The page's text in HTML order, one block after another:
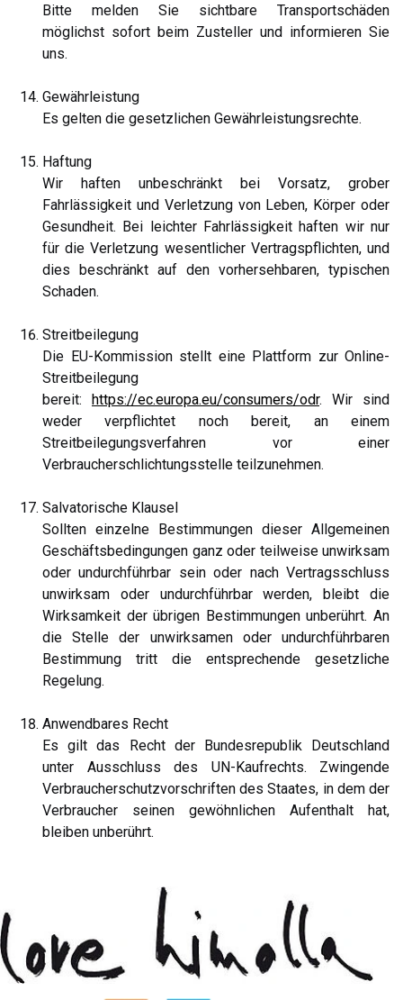
Bitte melden Sie sichtbare Transportschäden
möglichst sofort beim Zusteller und informieren Sie
uns.
Gewährleistung
Es gelten die gesetzlichen Gewährleistungsrechte.
Haftung
Wir haften unbeschränkt bei Vorsatz, grober
Fahrlässigkeit und Verletzung von Leben, Körper oder
Gesundheit. Bei leichter Fahrlässigkeit haften wir nur
für die Verletzung wesentlicher Vertragspflichten, und
dies beschränkt auf den vorhersehbaren, typischen
Schaden.
Streitbeilegung
Die EU-Kommission stellt eine Plattform zur Online-
Streitbeilegung
bereit: https://ec.europa.eu/consumers/odr. Wir sind
weder verpflichtet noch bereit, an einem
Streitbeilegungsverfahren vor einer
Verbraucherschlichtungsstelle teilzunehmen.
Salvatorische Klausel
Sollten einzelne Bestimmungen dieser Allgemeinen
Geschäftsbedingungen ganz oder teilweise unwirksam
oder undurchführbar sein oder nach Vertragsschluss
unwirksam oder undurchführbar werden, bleibt die
Wirksamkeit der übrigen Bestimmungen unberührt. An
die Stelle der unwirksamen oder undurchführbaren
Bestimmung tritt die entsprechende gesetzliche
Regelung.
Anwendbares Recht
Es gilt das Recht der Bundesrepublik Deutschland
unter Ausschluss des UN-Kaufrechts. Zwingende
Verbraucherschutzvorschriften des Staates, in dem der
Verbraucher seinen gewöhnlichen Aufenthalt hat,
bleiben unberührt.